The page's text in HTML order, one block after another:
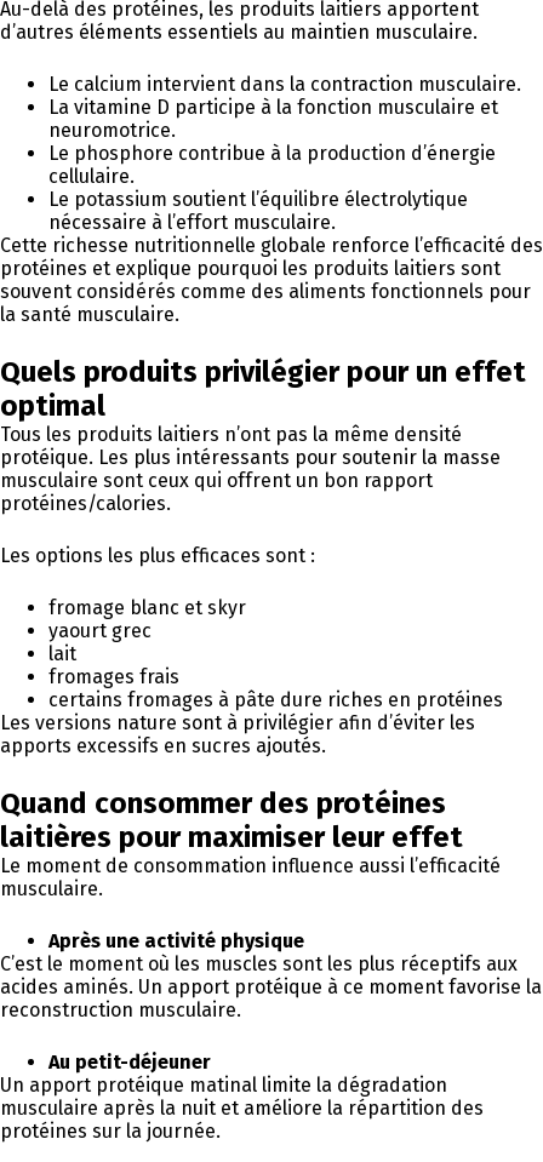
Au-delà des protéines, les produits laitiers apportent
d’autres éléments essentiels au maintien musculaire.
Le calcium intervient dans la contraction musculaire.
La vitamine D participe à la fonction musculaire et
neuromotrice.
Le phosphore contribue à la production d’énergie
cellulaire.
Le potassium soutient l’équilibre électrolytique
nécessaire à l’effort musculaire.
Cette richesse nutritionnelle globale renforce l’efficacité des
protéines et explique pourquoi les produits laitiers sont
souvent considérés comme des aliments fonctionnels pour
la santé musculaire.
Quels produits privilégier pour un effet
optimal
Tous les produits laitiers n’ont pas la même densité
protéique. Les plus intéressants pour soutenir la masse
musculaire sont ceux qui offrent un bon rapport
protéines/calories.
Les options les plus efficaces sont :
fromage blanc et skyr
yaourt grec
lait
fromages frais
certains fromages à pâte dure riches en protéines
Les versions nature sont à privilégier afin d’éviter les
apports excessifs en sucres ajoutés.
Quand consommer des protéines
laitières pour maximiser leur effet
Le moment de consommation influence aussi l’efficacité
musculaire.
Après une activité physique
C’est le moment où les muscles sont les plus réceptifs aux
acides aminés. Un apport protéique à ce moment favorise la
reconstruction musculaire.
Au petit-déjeuner
Un apport protéique matinal limite la dégradation
musculaire après la nuit et améliore la répartition des
protéines sur la journée.